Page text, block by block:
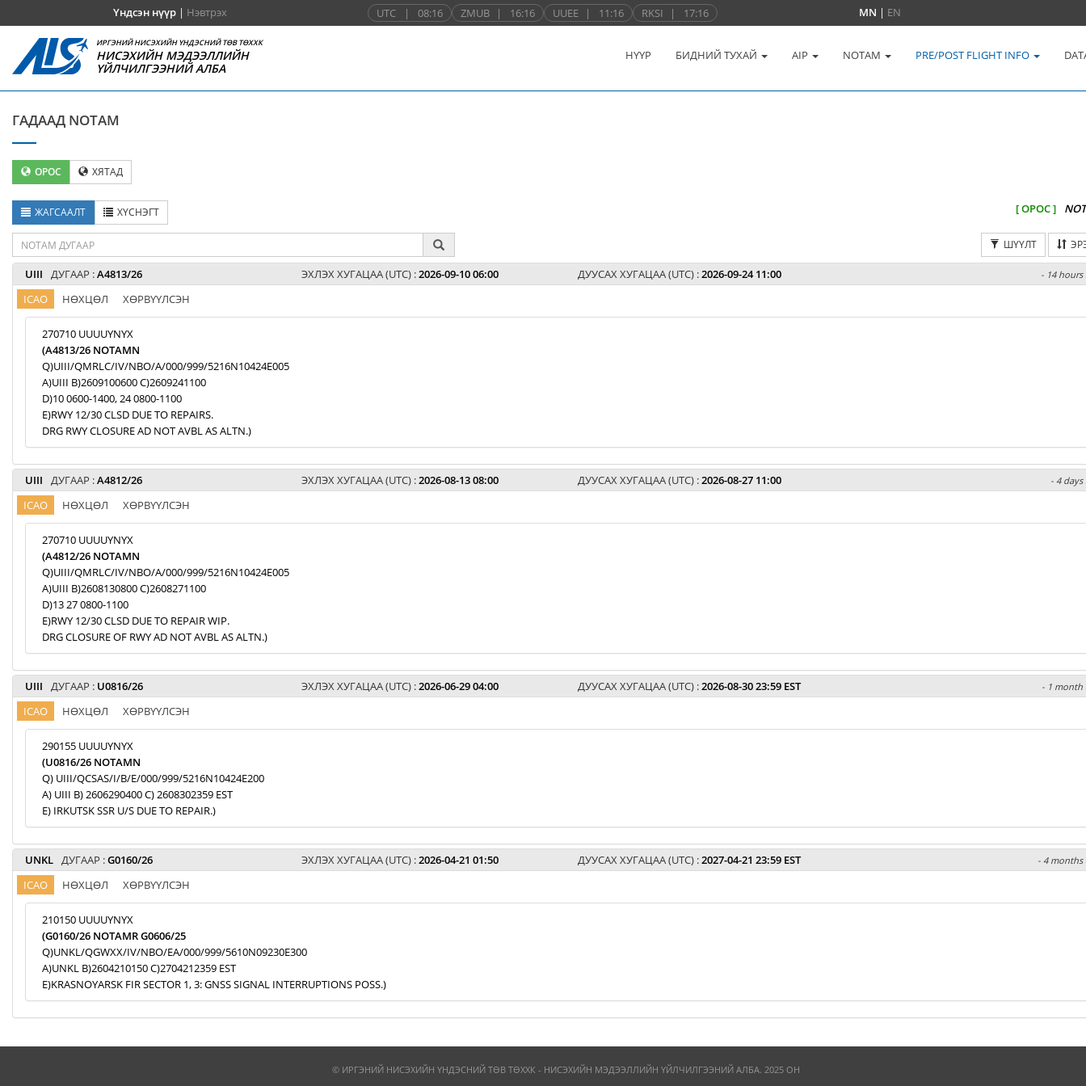
Үндсэн нүүр| Нэвтрэх UTC | 08:16 ZMUB | 16:16 UUEE | 11:16 RKSI | 17:16 MN | EN
ИРГЭНИЙ НИСЭХИЙН ҮНДЭСНИЙ ТӨВ ТӨХХК
НИСЭХИЙН МЭДЭЭЛЛИЙН
ҮЙЛЧИЛГЭЭНИЙ АЛБА
НҮҮР БИДНИЙ ТУХАЙ AIP NOTAM PRE/POST FLIGHT INFO
ГАДААД NOTAM
ОРОС ХЯТАД
ЖАГСААЛТ ХҮСНЭГТ [ ОРОС ]
ШҮҮЛТ
UIII ДУГААР :A4813/26 ЭХЛЭХ ХУГАЦАА (UTC) :2026-09-10 06:00 ДУУСАХ ХУГАЦАА (UTC) :2026-09-24 11:00 - 14 hours
ICAO НӨХЦӨЛ ХӨРВҮҮЛСЭН
270710 UUUUYNYX
(A4813/26 NOTAMN
Q)UIII/QMRLC/IV/NBO/A/000/999/5216N10424E005
A)UIII B)2609100600 C)2609241100
D)10 0600-1400, 24 0800-1100
E)RWY 12/30 CLSD DUE TO REPAIRS.
DRG RWY CLOSURE AD NOT AVBL AS ALTN.)
UIII ДУГААР :A4812/26 ЭХЛЭХ ХУГАЦАА (UTC) :2026-08-13 08:00 ДУУСАХ ХУГАЦАА (UTC) :2026-08-27 11:00 - 4 days
ICAO НӨХЦӨЛ ХӨРВҮҮЛСЭН
270710 UUUUYNYX
(A4812/26 NOTAMN
Q)UIII/QMRLC/IV/NBO/A/000/999/5216N10424E005
A)UIII B)2608130800 C)2608271100
D)13 27 0800-1100
E)RWY 12/30 CLSD DUE TO REPAIR WIP.
DRG CLOSURE OF RWY AD NOT AVBL AS ALTN.)
UIII ДУГААР : U0816/26 ЭХЛЭХ ХУГАЦАА (UTC) :2026-06-29 04:00 ДУУСАХ ХУГАЦАА (UTC) :2026-08-30 23:59 EST - 1 month
ICAO НӨХЦӨЛ ХӨРВҮҮЛСЭН
290155 UUUUYNYX
(U0816/26 NOTAMN
Q) UIII/QCSAS/I/B/E/000/999/5216N10424E200
A) UIII B) 2606290400 C) 2608302359 EST
E) IRKUTSK SSR U/S DUE TO REPAIR.)
UNKL ДУГААР :G0160/26 ЭХЛЭХ ХУГАЦАА (UTC) :2026-04-21 01:50 ДУУСАХ ХУГАЦАА (UTC) :2027-04-21 23:59 EST - 4 months
ICAO НӨХЦӨЛ ХӨРВҮҮЛСЭН
210150 UUUUYNYX
(G0160/26 NOTAMR G0606/25
Q)UNKL/QGWXX/IV/NBO/EA/000/999/5610N09230E300
A)UNKL B)2604210150 C)2704212359 EST
E)KRASNOYARSK FIR SECTOR 1, 3: GNSS SIGNAL INTERRUPTIONS POSS.)
© ИРГЭНИЙ НИСЭХИЙН ҮНДЭСНИЙ ТӨВ ТӨХХК - НИСЭХИЙН МЭДЭЭЛЛИЙН ҮЙЛЧИЛГЭЭНИЙ АЛБА. 2025 ОН